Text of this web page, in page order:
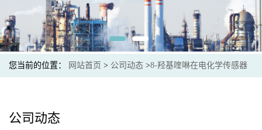
您当前的位置： 网站首页 > 公司动态 >8-羟基喹啉在电化学传感器
公司动态